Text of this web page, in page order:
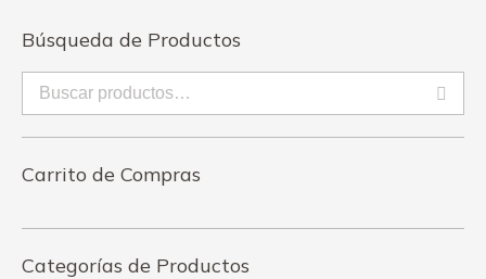
Búsqueda de Productos
Carrito de Compras
Categorías de Productos